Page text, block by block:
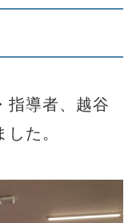
指導者、越谷
た。